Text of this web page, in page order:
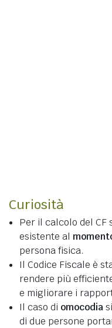
Curiosità
Per il calcolo del CF
esistente al
persona fisica.
Il Codice Fiscale è
rendere più
e migliorare i
Il caso di omocodia
di due persone